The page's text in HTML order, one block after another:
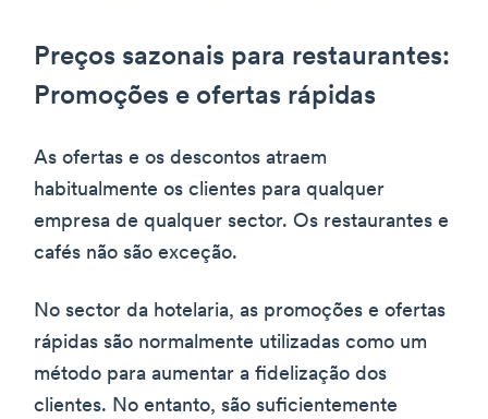
Preços sazonais para restaurantes:
Promoções e ofertas rápidas
As ofertas e os descontos atraem
habitualmente os clientes para qualquer
empresa de qualquer sector. Os restaurantes e
cafés não são exceção.
No sector da hotelaria, as promoções e ofertas
rápidas são normalmente utilizadas como um
método para aumentar a fidelização dos
clientes. No entanto, são suficientemente